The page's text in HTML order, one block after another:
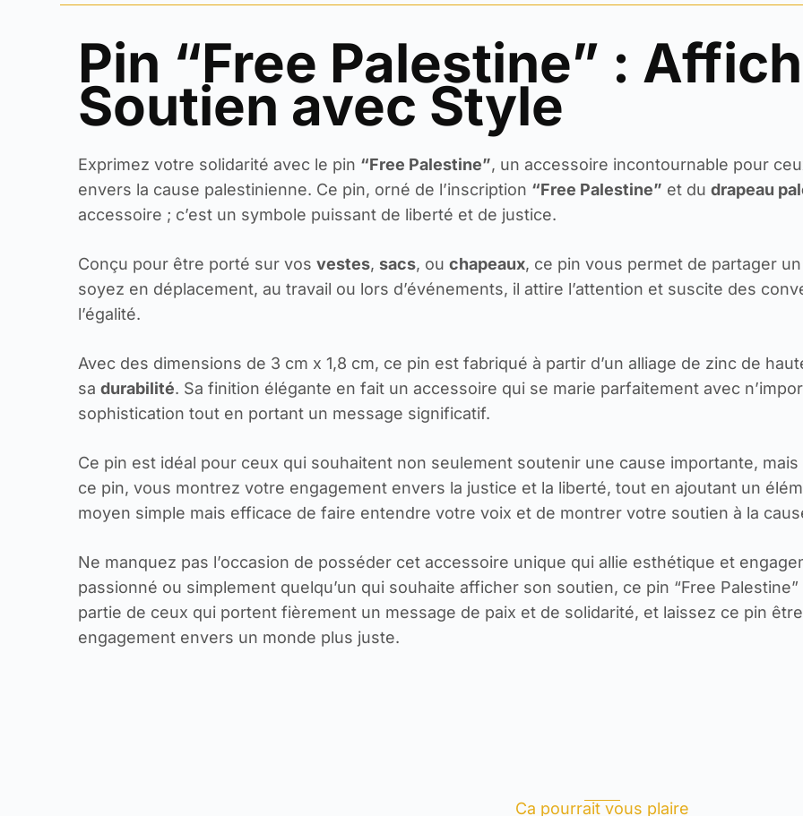
Pin “Free Palestine” :
Soutien avec Style
Exprimez votre solidarité avec le pin “Free Palestine”, un accessoire incontournable pour
envers la cause palestinienne. Ce pin, orné de l’inscription “Free Palestine” et dudrapeau
accessoire ; c’est un symbole puissant de liberté et de justice.
Conçu pour être porté sur vosvestes,sacs, ouchapeaux, ce pin vous permet de partager
soyez en déplacement, au travail ou lors d’événements, il attire l’attention et suscite des
l’égalité.
Avec des dimensions de 3 cm x 1,8 cm, ce pin est fabriqué à partir d’un alliage de zinc de
sadurabilité. Sa finition élégante en fait un accessoire qui se marie parfaitement avec
sophistication tout en portant un message significatif.
Ce pin est idéal pour ceux qui souhaitent non seulement soutenir une cause importante,
ce pin, vous montrez votre engagement envers la justice et la liberté, tout en ajoutant un
moyen simple mais efficace de faire entendre votre voix et de montrer votre soutien à la
Ne manquez pas l’occasion de posséder cet accessoire unique qui allie esthétique et
passionné ou simplement quelqu’un qui souhaite afficher son soutien, ce pin “Free
partie de ceux qui portent fièrement un message de paix et de solidarité, et laissez ce pin
engagement envers un monde plus juste.
Ca pourrait vous plaire